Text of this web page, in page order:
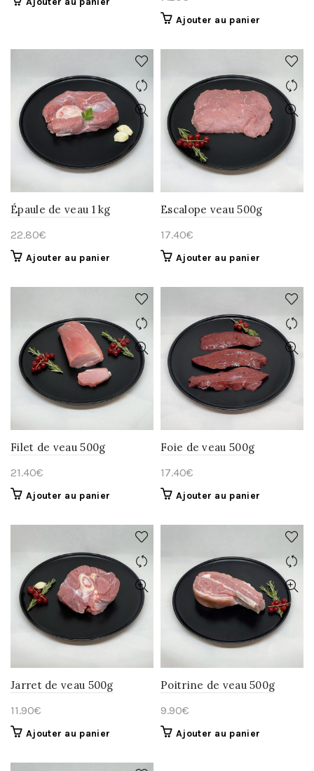
Ajouter au panier
Épaule de veau 1 kg
22.80€
Ajouter au panier
Escalope veau 500g
17.40€
Ajouter au panier
Filet de veau 500g
21.40€
Ajouter au panier
Foie de veau 500g
17.40€
Ajouter au panier
Jarret de veau 500g
11.90€
Ajouter au panier
Poitrine de veau 500g
9.90€
Ajouter au panier